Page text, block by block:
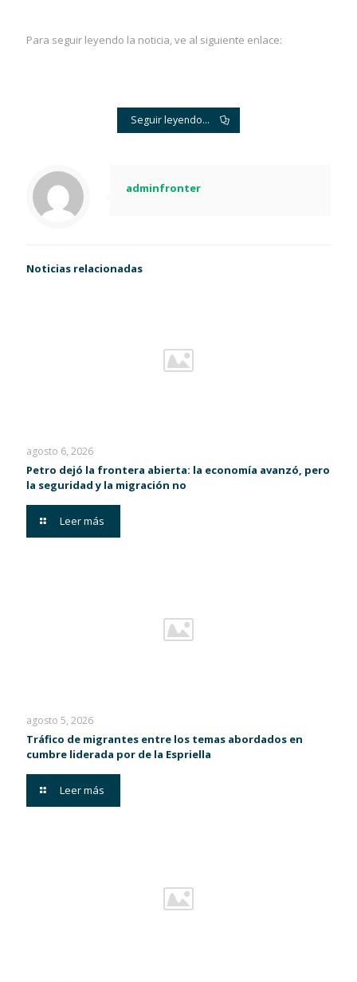
Para seguir leyendo la noticia, ve al siguiente enlace:
Seguir leyendo...
adminfronter
Noticias relacionadas
agosto 6, 2026
Petro dejó la frontera abierta: la economía avanzó, pero
la seguridad y la migración no
Leer más
agosto 5, 2026
Tráfico de migrantes entre los temas abordados en
cumbre liderada por de la Espriella
Leer más